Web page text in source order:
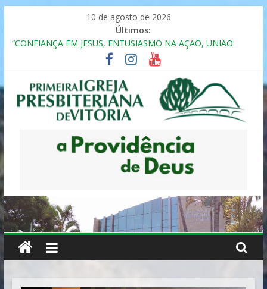
10 de agosto de 2026
Últimos:
“CONFIANÇA EM JESUS, ENTUSIASMO NA AÇÃO, UNIÃO
Seminário da Família 2025
Formação em Inclusão, Ensino e Relacionamento com
Pessoas Atípicas
12º ENCONTRO DE CASAIS
MULHER PRESBITERIANA
Primeira
Presbiteriana
de
Vitória